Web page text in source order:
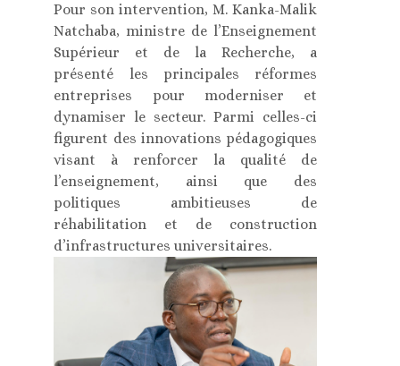
Pour son intervention, M. Kanka-Malik
Natchaba, ministre de l’Enseignement
Supérieur et de la Recherche, a
présenté les principales réformes
entreprises pour moderniser et
dynamiser le secteur. Parmi celles-ci
figurent des innovations pédagogiques
visant à renforcer la qualité de
l’enseignement, ainsi que des
politiques ambitieuses de
réhabilitation et de construction
d’infrastructures universitaires.